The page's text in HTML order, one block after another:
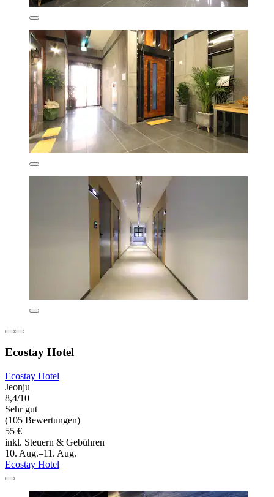
Ecostay Hotel
Ecostay Hotel
Jeonju
8,4/10
Sehr gut
(105 Bewertungen)
55 €
inkl. Steuern & Gebühren
10. Aug.–11. Aug.
Ecostay Hotel